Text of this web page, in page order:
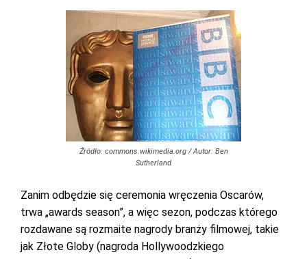
Źródło: commons.wikimedia.org / Autor: Ben
Sutherland
Zanim odbędzie się ceremonia wręczenia Oscarów,
trwa „awards season”, a więc sezon, podczas którego
rozdawane są rozmaite nagrody branży filmowej, takie
jak Złote Globy (nagroda Hollywoodzkiego